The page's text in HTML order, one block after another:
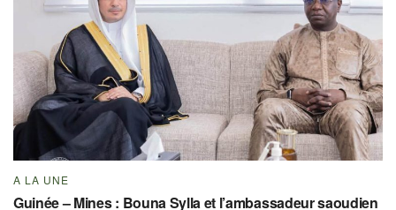
A LA UNE
Guinée – Mines : Bouna Sylla et l’ambassadeur saoudien